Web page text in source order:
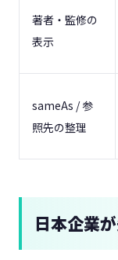
著者・監修の
表示
sameAs / 参
照先の整理
日本企業